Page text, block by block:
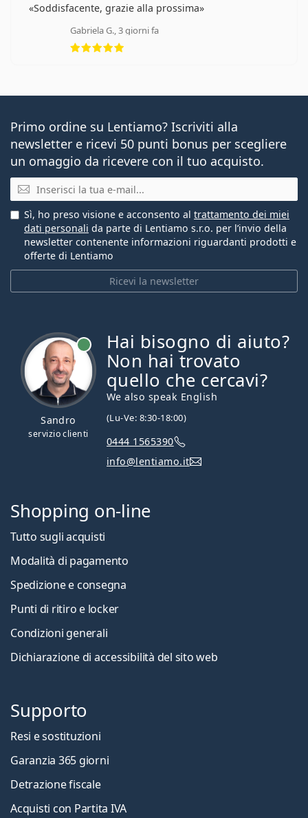
Soddisfacente, grazie alla prossima
Gabriela G., 3 giorni fa
valutazione 5 di 5
Primo ordine su Lentiamo? Iscriviti alla
newsletter e ricevi 50 punti bonus per scegliere
un omaggio da ricevere con il tuo acquisto.
E-mail
Ricevi la newsletter
Sì, ho preso visione e acconsento al trattamento dei miei
dati personali da parte di Lentiamo s.r.o. per l’invio della
newsletter contenente informazioni riguardanti prodotti e
offerte di Lentiamo
Sandro
servizio clienti
Hai bisogno di aiuto?
Non hai trovato
quello che cercavi?
We also speak English
(Lu-Ve: 8:30-18:00)
0444 1565390
info@lentiamo.it
Shopping on-line
Tutto sugli acquisti
Modalità di pagamento
Spedizione e consegna
Punti di ritiro e locker
Condizioni generali
Dichiarazione di accessibilità del sito web
Supporto
Resi e sostituzioni
Garanzia 365 giorni
Detrazione fiscale
Acquisti con Partita IVA